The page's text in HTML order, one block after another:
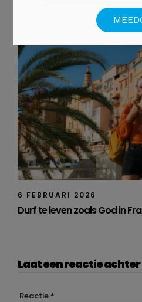
6 FEBRUARI 2026
Durf te leven zoals God in
Laat een reactie achter
Reactie *